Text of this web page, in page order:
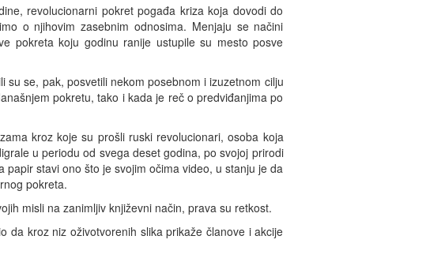
revolucionarni pokret pogađa kriza koja dovodi do
o njihovim zasebnim odnosima. Menjaju se načini
pokreta koju godinu ranije ustupile su mesto posve
se, pak, posvetili nekom posebnom i izuzetnom cilju
pokretu, tako i kada je reč o predviđanjima po
kroz koje su prošli ruski revolucionari, osoba koja
u periodu od svega deset godina, po svojoj prirodi
stavi ono što je svojim očima video, u stanju je da
pokreta.
misli na zanimljiv književni način, prava su retkost.
da kroz niz oživotvorenih slika prikaže članove i akcije